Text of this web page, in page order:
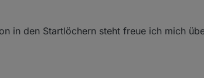
in den Startlöchern steht freue ich mich